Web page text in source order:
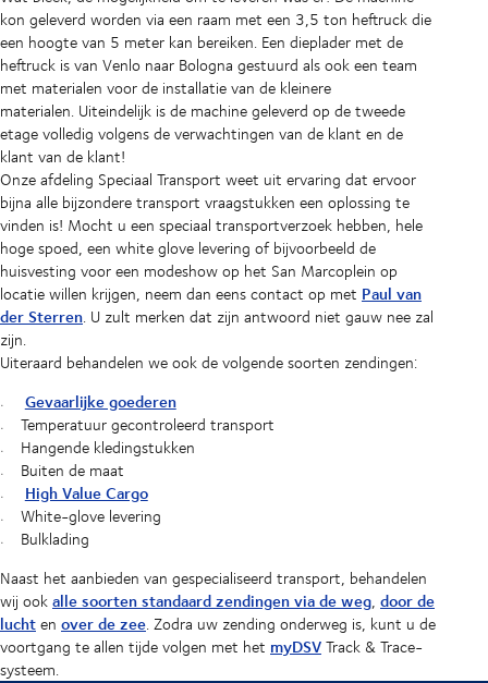
kon geleverd worden via een raam met een 3,5 ton heftruck die
een hoogte van 5 meter kan bereiken. Een dieplader met de
heftruck is van Venlo naar Bologna gestuurd als ook een team
met materialen voor de installatie van de kleinere
materialen. Uiteindelijk is de machine geleverd op de tweede
etage volledig volgens de verwachtingen van de klant en de
klant van de klant!
Onze afdeling Speciaal Transport weet uit ervaring dat ervoor
bijna alle bijzondere transport vraagstukken een oplossing te
vinden is! Mocht u een speciaal transportverzoek hebben, hele
hoge spoed, een white glove levering of bijvoorbeeld de
huisvesting voor een modeshow op het San Marcoplein op
locatie willen krijgen, neem dan eens contact op met Paul van
der Sterren. U zult merken dat zijn antwoord niet gauw nee zal
zijn.
Uiteraard behandelen we ook de volgende soorten zendingen:
Gevaarlijke goederen
Temperatuur gecontroleerd transport
Hangende kledingstukken
Buiten de maat
High Value Cargo
White-glove levering
Bulklading
Naast het aanbieden van gespecialiseerd transport, behandelen
wij ookalle soorten standaard zendingen via de weg, door de
luchten over de zee. Zodra uw zending onderweg is, kunt u de
voortgang te allen tijde volgen met het myDSVTrack & Trace-
systeem.